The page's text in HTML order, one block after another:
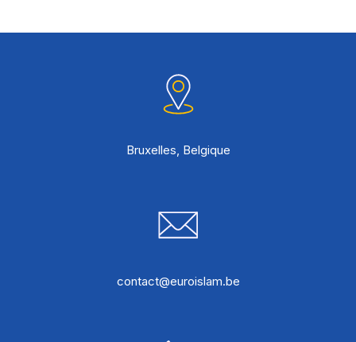
Bruxelles, Belgique
contact@euroislam.be